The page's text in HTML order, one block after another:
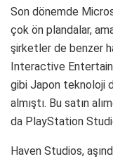
Son dönemde
çok ön plandalar,
şirketler de benzer
Interactive
gibi Japon teknoloji
almıştı. Bu satın
da PlayStation
Haven Studios,